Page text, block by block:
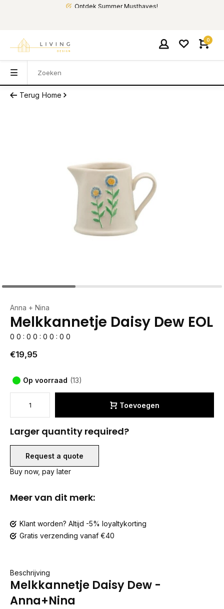
Ontdek Summer Musthaves!
0
Terug Home
Anna + Nina
Melkkannetje Daisy Dew EOL
0 0 : 0 0 : 0 0 : 0 0
€19,95
Op voorraad (13)
Toevoegen
Larger quantity required?
Request a quote
Buy now, pay later
Meer van dit merk:
Klant worden? Altijd -5% loyaltykorting
Gratis verzending vanaf €40
Beschrijving
Melkkannetje Daisy Dew -
Anna+Nina